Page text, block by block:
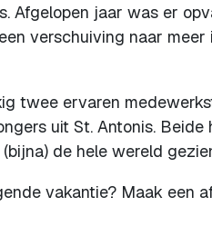
Afgelopen jaar was er
verschuiving naar
twee ervaren
uit St. Antonis. Beide
de hele wereld
vakantie? Maak een